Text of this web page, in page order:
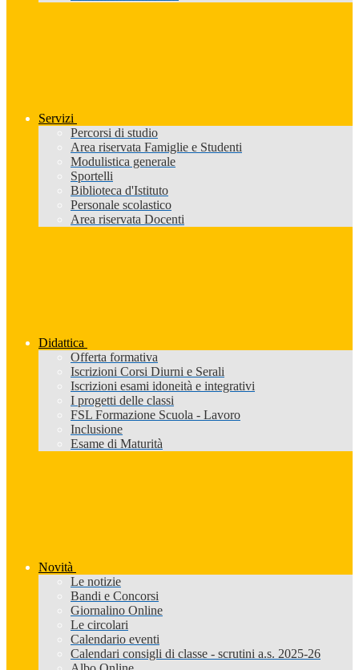
Servizi
Percorsi di studio
Area riservata Famiglie e Studenti
Modulistica generale
Sportelli
Biblioteca d'Istituto
Personale scolastico
Area riservata Docenti
Didattica
Offerta formativa
Iscrizioni Corsi Diurni e Serali
Iscrizioni esami idoneità e integrativi
I progetti delle classi
FSL Formazione Scuola - Lavoro
Inclusione
Esame di Maturità
Novità
Le notizie
Bandi e Concorsi
Giornalino Online
Le circolari
Calendario eventi
Calendari consigli di classe - scrutini a.s. 2025-26